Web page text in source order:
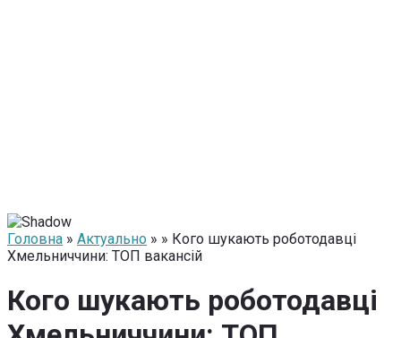
Головна » Актуально » » Кого шукають роботодавці
Хмельниччини: ТОП вакансій
Кого шукають роботодавці